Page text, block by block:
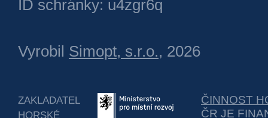
ID schránky: u4zgr6q
Vyrobil Simopt, s.r.o., 2026
ZAKLADATEL
HORSKÉ
ČINNOST
ČR JE